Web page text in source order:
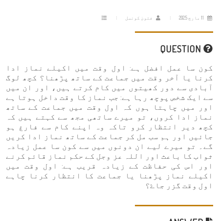
فتویٰ کونسل
کون سا عمل افضل ہے: اول وقت میں اکیلے نماز ادا
کرنا یا آخر وقت میں جماعت کے ساتھ پڑھنا؟ کچھ لوگ
آبادی سے دور کھیتوں میں کام کرتے ہیں، اور ان میں
سے ایک شخص پوچھ رہا ہے: جب نماز کا وقت داخل ہوتا ہے
اور میں چاہتا ہوں کہ اول وقت میں جماعت کے ساتھ
نماز ادا کروں، تو میرے ساتھی مجھ سے کہتے ہیں کہ
کچھ دیر انتظار کرو تاکہ وہ اپنے کام سے فارغ ہو
جائیں اور ہم سب مل کر جماعت کے ساتھ نماز ادا کریں
گے۔ تو میرے لیے ان دونوں میں سے کون سا عمل زیادہ
ثواب کا باعث اور اللہ عز وجل کے حکم نماز قائم کرنے
اور اس کی حفاظت کے زیادہ قریب ہے: اول وقت میں
اکیلے نماز پڑھنا یا جماعت کا انتظار کرنا چاہے
اول وقت گزر جاۓ؟